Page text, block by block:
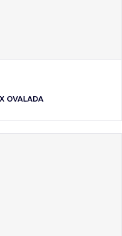
OVALADA